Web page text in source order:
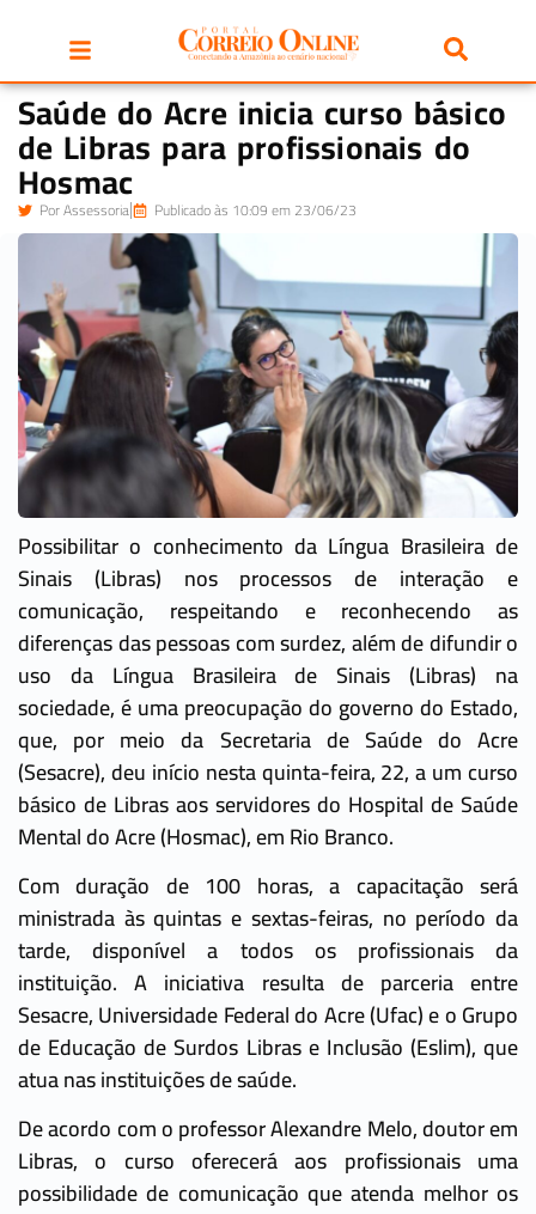
Saúde do Acre inicia curso básico
de Libras para profissionais do
Hosmac
PorAssessoria Publicado às 10:09 em 23/06/23
Possibilitar o conhecimento da Língua Brasileira de
Sinais (Libras) nos processos de interação e
comunicação, respeitando e reconhecendo as
diferenças das pessoas com surdez, além de difundir o
uso da Língua Brasileira de Sinais (Libras) na
sociedade, é uma preocupação do governo do Estado,
que, por meio da Secretaria de Saúde do Acre
(Sesacre), deu início nesta quinta-feira, 22, a um curso
básico de Libras aos servidores do Hospital de Saúde
Mental do Acre (Hosmac), em Rio Branco.
Com duração de 100 horas, a capacitação será
ministrada às quintas e sextas-feiras, no período da
tarde, disponível a todos os profissionais da
instituição. A iniciativa resulta de parceria entre
Sesacre, Universidade Federal do Acre (Ufac) e o Grupo
de Educação de Surdos Libras e Inclusão (Eslim), que
atua nas instituições de saúde.
De acordo com o professor Alexandre Melo, doutor em
Libras, o curso oferecerá aos profissionais uma
possibilidade de comunicação que atenda melhor os